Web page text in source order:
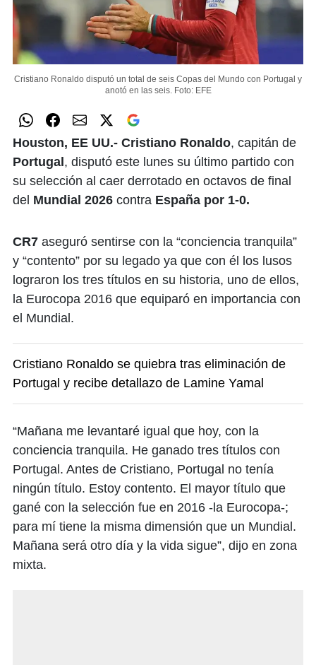
Cristiano Ronaldo disputó un total de seis Copas del Mundo con Portugal y
anotó en las seis. Foto: EFE
Houston, EE UU.- Cristiano Ronaldo, capitán de
Portugal , disputó este lunes su último partido con
su selección al caer derrotado en octavos de final
del Mundial 2026 contra España por 1-0.
CR7 aseguró sentirse con la “conciencia tranquila”
y “contento” por su legado ya que con él los lusos
lograron los tres títulos en su historia, uno de ellos,
la Eurocopa 2016 que equiparó en importancia con
el Mundial.
Cristiano Ronaldo se quiebra tras eliminación de
Portugal y recibe detallazo de Lamine Yamal
“Mañana me levantaré igual que hoy, con la
conciencia tranquila. He ganado tres títulos con
Portugal. Antes de Cristiano, Portugal no tenía
ningún título. Estoy contento. El mayor título que
gané con la selección fue en 2016 -la Eurocopa-;
para mí tiene la misma dimensión que un Mundial.
Mañana será otro día y la vida sigue”, dijo en zona
mixta.